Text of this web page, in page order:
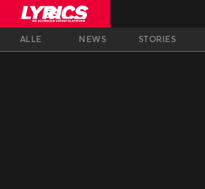
ALLE NEWS STORIES